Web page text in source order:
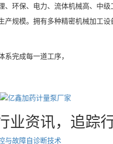
环保、电力、流体机械高、中级
规模。拥有多种精密机械加工
完成每一道工序，
业资讯，追踪